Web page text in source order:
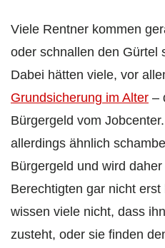
Viele Rentner kommen
oder schnallen den Gürtel
Dabei hätten viele, vor
Grundsicherung im Alter –
Bürgergeld vom
allerdings ähnlich
Bürgergeld und wird
Berechtigten gar nicht
wissen viele nicht, dass
zusteht, oder sie finden